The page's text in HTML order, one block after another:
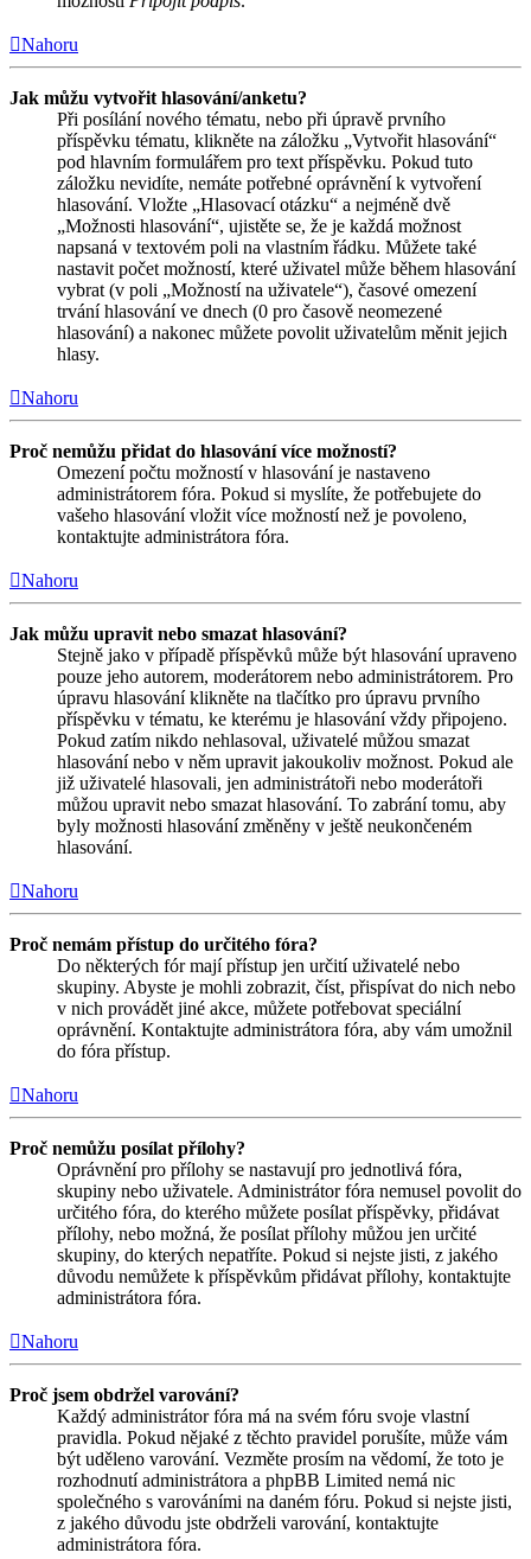
Nahoru
Jak můžu vytvořit hlasování/anketu?
Při posílání nového tématu, nebo při úpravě prvního
příspěvku tématu, klikněte na záložku „Vytvořit hlasování“
pod hlavním formulářem pro text příspěvku. Pokud tuto
záložku nevidíte, nemáte potřebné oprávnění k vytvoření
hlasování. Vložte „Hlasovací otázku“ a nejméně dvě
„Možnosti hlasování“, ujistěte se, že je každá možnost
napsaná v textovém poli na vlastním řádku. Můžete také
nastavit počet možností, které uživatel může během hlasování
vybrat (v poli „Možností na uživatele“), časové omezení
trvání hlasování ve dnech (0 pro časově neomezené
hlasování) a nakonec můžete povolit uživatelům měnit jejich
hlasy.
Nahoru
Proč nemůžu přidat do hlasování více možností?
Omezení počtu možností v hlasování je nastaveno
administrátorem fóra. Pokud si myslíte, že potřebujete do
vašeho hlasování vložit více možností než je povoleno,
kontaktujte administrátora fóra.
Nahoru
Jak můžu upravit nebo smazat hlasování?
Stejně jako v případě příspěvků může být hlasování upraveno
pouze jeho autorem, moderátorem nebo administrátorem. Pro
úpravu hlasování klikněte na tlačítko pro úpravu prvního
příspěvku v tématu, ke kterému je hlasování vždy připojeno.
Pokud zatím nikdo nehlasoval, uživatelé můžou smazat
hlasování nebo v něm upravit jakoukoliv možnost. Pokud ale
již uživatelé hlasovali, jen administrátoři nebo moderátoři
můžou upravit nebo smazat hlasování. To zabrání tomu, aby
byly možnosti hlasování změněny v ještě neukončeném
hlasování.
Nahoru
Proč nemám přístup do určitého fóra?
Do některých fór mají přístup jen určití uživatelé nebo
skupiny. Abyste je mohli zobrazit, číst, přispívat do nich nebo
v nich provádět jiné akce, můžete potřebovat speciální
oprávnění. Kontaktujte administrátora fóra, aby vám umožnil
do fóra přístup.
Nahoru
Proč nemůžu posílat přílohy?
Oprávnění pro přílohy se nastavují pro jednotlivá fóra,
skupiny nebo uživatele. Administrátor fóra nemusel povolit do
určitého fóra, do kterého můžete posílat příspěvky, přidávat
přílohy, nebo možná, že posílat přílohy můžou jen určité
skupiny, do kterých nepatříte. Pokud si nejste jisti, z jakého
důvodu nemůžete k příspěvkům přidávat přílohy, kontaktujte
administrátora fóra.
Nahoru
Proč jsem obdržel varování?
Každý administrátor fóra má na svém fóru svoje vlastní
pravidla. Pokud nějaké z těchto pravidel porušíte, může vám
být uděleno varování. Vezměte prosím na vědomí, že toto je
rozhodnutí administrátora a phpBB Limited nemá nic
společného s varováními na daném fóru. Pokud si nejste jisti,
z jakého důvodu jste obdrželi varování, kontaktujte
administrátora fóra.